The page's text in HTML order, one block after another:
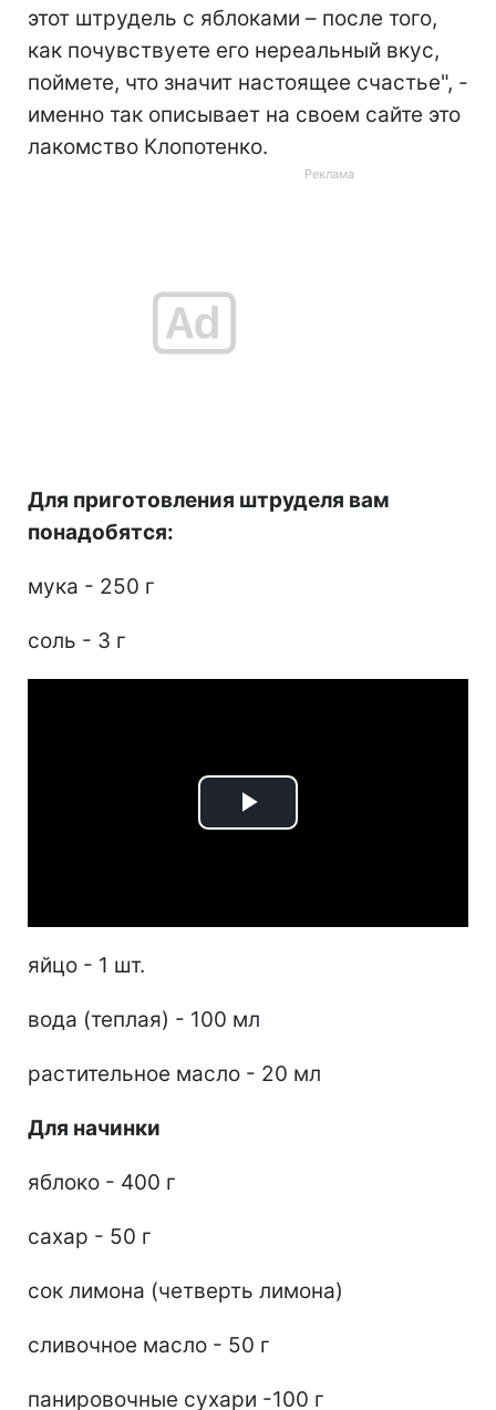
этот штрудель с яблоками – после того,
как почувствуете его нереальный вкус,
поймете, что значит настоящее счастье", -
именно так описывает на своем сайте это
лакомство Клопотенко.
Для приготовления штруделя вам
понадобятся:
мука - 250 г
соль - 3 г
Play
яйцо - 1 шт.
вода (теплая) - 100 мл
растительное масло - 20 мл
Для начинки
яблоко - 400 г
сахар - 50 г
сок лимона (четверть лимона)
сливочное масло - 50 г
панировочные сухари -100 г